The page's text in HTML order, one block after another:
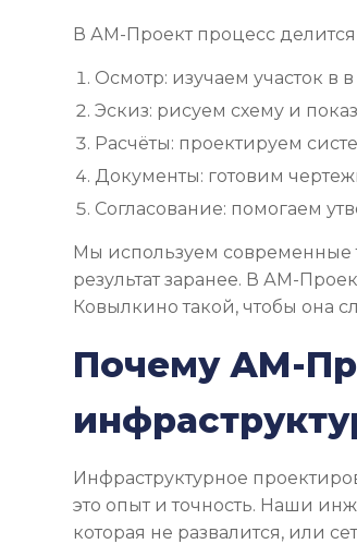
В АМ-Проект процесс делится
Осмотр: изучаем участок в
Эскиз: рисуем схему и
Расчёты: проектируем
Документы: готовим
Согласование: помогаем
Мы используем современные
результат заранее. В АМ-
Ковылкино такой, чтобы она
Почему АМ-
Инфраструктурное
это опыт и точность. Наши
которая не развалится, или